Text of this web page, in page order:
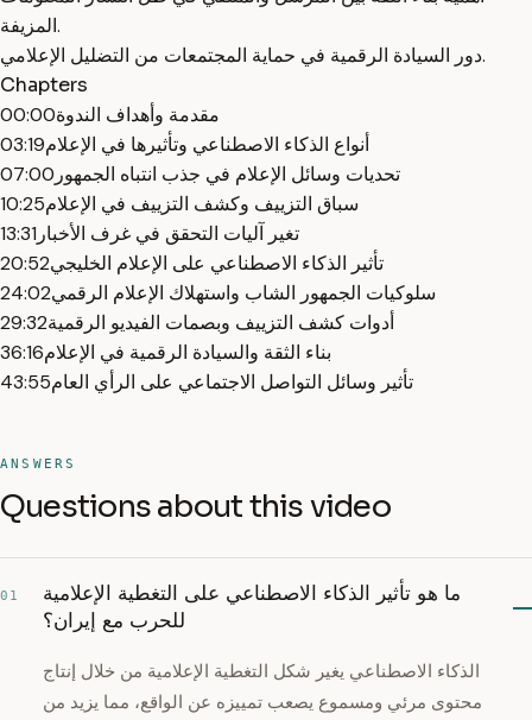
المزيفة.
دور السيادة الرقمية في حماية المجتمعات من التضليل الإعلامي.
Chapters
00:00مقدمة وأهداف الندوة
03:19أنواع الذكاء الاصطناعي وتأثيرها في الإعلام
07:00 تحديات وسائل الإعلام في جذب انتباه الجمهور
10:25سباق التزييف وكشف التزييف في الإعلام
13:31 تغير آليات التحقق في غرف الأخبار
20:52تأثير الذكاء الاصطناعي على الإعلام الخليجي
24:02سلوكيات الجمهور الشاب واستهلاك الإعلام الرقمي
29:32أدوات كشف التزييف وبصمات الفيديو الرقمية
36:16بناء الثقة والسيادة الرقمية في الإعلام
43:55تأثير وسائل التواصل الاجتماعي على الرأي العام
ANSWERS
Questions about this video
01
ما هو تأثير الذكاء الاصطناعي على التغطية الإعلامية
للحرب مع إيران؟
الذكاء الاصطناعي يغير شكل التغطية الإعلامية من خلال إنتاج
محتوى مرئي ومسموع يصعب تمييزه عن الواقع، مما يزيد من